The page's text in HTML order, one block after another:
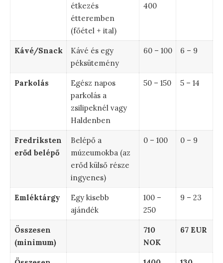
étkezés
étteremben
(főétel + ital)
400
Kávé/Snack
Kávé és egy
péksütemény
60 – 100 6 – 9
Parkolás
Egész napos
parkolás a
zsilipeknél vagy
Haldenben
50 – 150 5 – 14
Fredriksten
erőd belépő
Belépő a
múzeumokba (az
erőd külső része
ingyenes)
0 – 100 0 – 9
Emléktárgy
Egy kisebb
ajándék
100 –
250
9 – 23
Összesen
(minimum)
710
NOK
67 EUR